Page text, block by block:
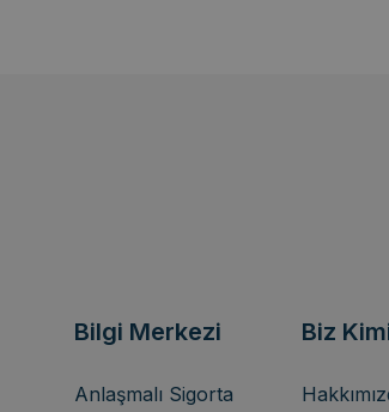
Bilgi Merkezi
Anlaşmalı Sigorta
Biz